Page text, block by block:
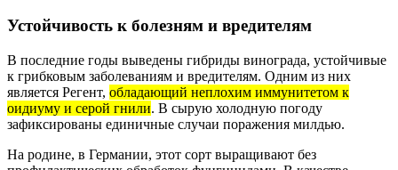
Устойчивость к болезням и вредителям
В последние годы выведены гибриды винограда, устойчивые
к грибковым заболеваниям и вредителям. Одним из них
является Регент, обладающий неплохим иммунитетом к
оидиуму и серой гнили. В сырую холодную погоду
зафиксированы единичные случаи поражения милдью.
На родине, в Германии, этот сорт выращивают без